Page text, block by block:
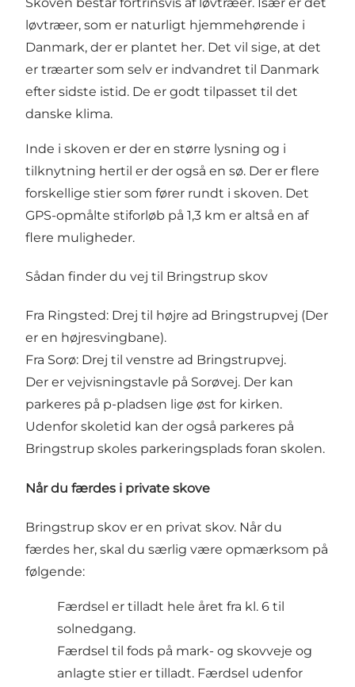
løvtræer, som er naturligt hjemmehørende i
Danmark, der er plantet her. Det vil sige, at det
er træarter som selv er indvandret til Danmark
efter sidste istid. De er godt tilpasset til det
danske klima.
Inde i skoven er der en større lysning og i
tilknytning hertil er der også en sø. Der er flere
forskellige stier som fører rundt i skoven. Det
GPS-opmålte stiforløb på 1,3 km er altså en af
flere muligheder.
Sådan finder du vej til Bringstrup skov
Fra Ringsted: Drej til højre ad Bringstrupvej (Der
er en højresvingbane).
Fra Sorø: Drej til venstre ad Bringstrupvej.
Der er vejvisningstavle på Sorøvej. Der kan
parkeres på p-pladsen lige øst for kirken.
Udenfor skoletid kan der også parkeres på
Bringstrup skoles parkeringsplads foran skolen.
Når du færdes i private skove
Bringstrup skov er en privat skov. Når du
færdes her, skal du særlig være opmærksom på
følgende:
Færdsel er tilladt hele året fra kl. 6 til
solnedgang.
Færdsel til fods på mark- og skovveje og
anlagte stier er tilladt. Færdsel udenfor